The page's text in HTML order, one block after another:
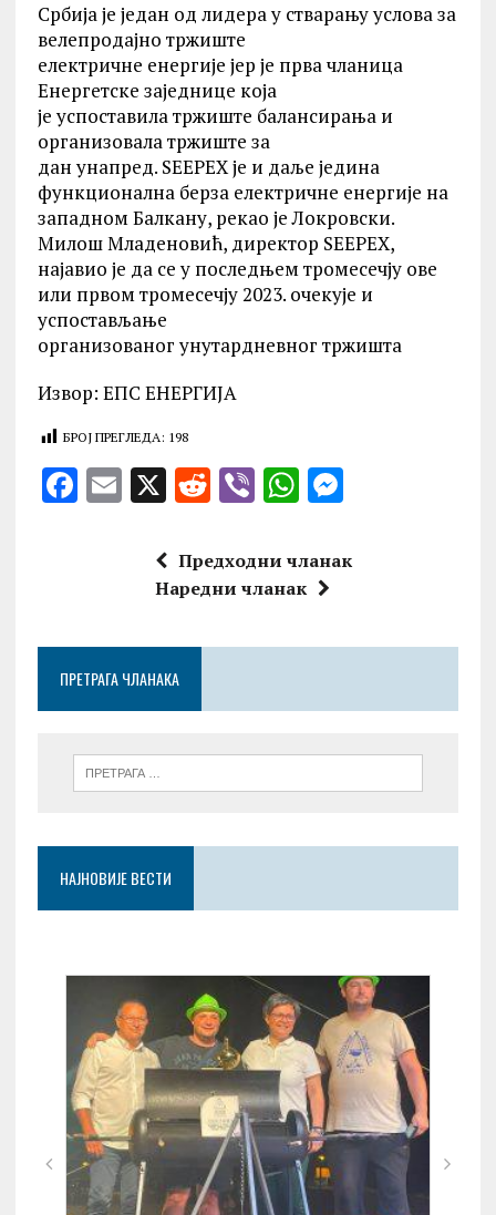
Србија је један од лидера у стварању услова за
велепродајно тржиште
електричне енергије јер је прва чланица
Енергетске заједнице која
је успоставила тржиште балансирања и
организовала тржиште за
дан унапред. SEEPEX је и даље једина
функционална берза електричне енергије на
западном Балкану, рекао је Локровски.
Милош Младеновић, директор SEEPEX,
најавио је да се у последњем тромесечју ове
или првом тромесечју 2023. очекује и
успостављање
организованог унутардневног тржишта
Извор: ЕПС ЕНЕРГИЈА
БРОЈ ПРЕГЛЕДА: 198
F
o
k
E X R
d
di
V
er
W
at
s
p
M
se
er
Предходни чланак
Наредни чланак
ПРЕТРАГА ЧЛАНАКА
НАЈНОВИЈЕ ВЕСТИ